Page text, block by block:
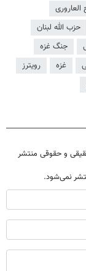
العاروری
حزب الله لبنان
جنگ غزه
غزه
رویترز
و حقوقی منتشر
نمی‌شود.